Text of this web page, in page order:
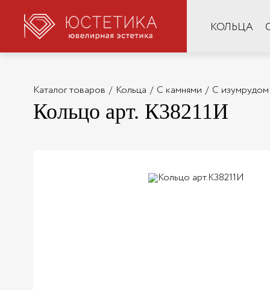
КОЛЬЦА
Каталог товаров / Кольца / С камнями / С изумрудом
Кольцо арт. К38211И